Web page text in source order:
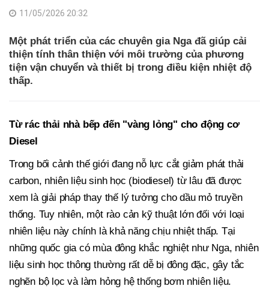
11/05/2026 20:32
Một phát triển của các chuyên gia Nga đã giúp cải
thiện tính thân thiện với môi trường của phương
tiện vận chuyển và thiết bị trong điều kiện nhiệt độ
thấp.
Từ rác thải nhà bếp đến "vàng lỏng" cho động cơ
Diesel
Trong bối cảnh thế giới đang nỗ lực cắt giảm phát thải
carbon, nhiên liệu sinh học (biodiesel) từ lâu đã được
xem là giải pháp thay thế lý tưởng cho dầu mỏ truyền
thống. Tuy nhiên, một rào cản kỹ thuật lớn đối với loại
nhiên liệu này chính là khả năng chịu nhiệt thấp. Tại
những quốc gia có mùa đông khắc nghiệt như Nga, nhiên
liệu sinh học thông thường rất dễ bị đông đặc, gây tắc
nghẽn bộ lọc và làm hỏng hệ thống bơm nhiên liệu.